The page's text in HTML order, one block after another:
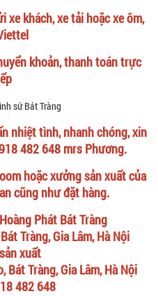
xe khách, xe tải hoặc xe ôm,
khoản, thanh toán trực
nhiệt tình, nhanh chóng, xin
482 648 mrs Phương.
hoặc xưởng sản xuất của
cũng như đặt hàng.
Phát Bát Tràng
Tràng, Gia Lâm, Hà Nội
xuất
Bát Tràng, Gia Lâm, Hà Nội
482 648